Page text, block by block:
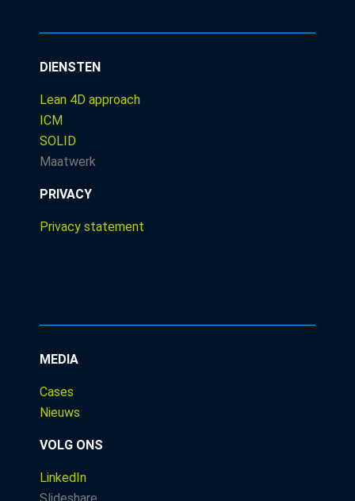
DIENSTEN
Lean 4D approach
ICM
SOLID
Maatwerk
PRIVACY
Privacy statement
MEDIA
Cases
Nieuws
VOLG ONS
LinkedIn